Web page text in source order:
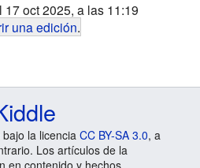
oct 2025, a las 11:19
una edición.
la licencia CC BY-SA 3.0, a
Los artículos de la
en contenido y hechos